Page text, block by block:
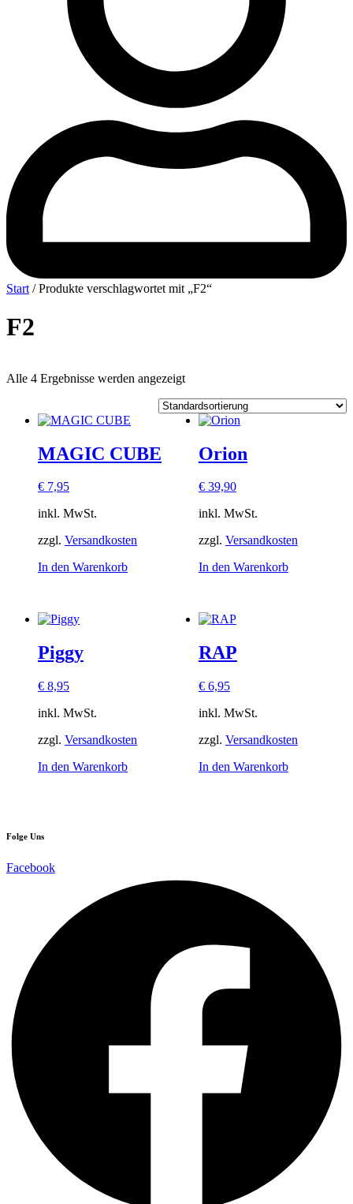
Start / Produkte verschlagwortet mit „F2“
F2
Alle 4 Ergebnisse werden angezeigt
MAGIC CUBE
€ 7,95
inkl. MwSt.
zzgl. Versandkosten
In den Warenkorb
Orion
€39,90
inkl. MwSt.
zzgl. Versandkosten
In den Warenkorb
Piggy
€ 8,95
inkl. MwSt.
zzgl. Versandkosten
In den Warenkorb
RAP
€6,95
inkl. MwSt.
zzgl. Versandkosten
In den Warenkorb
Folge Uns
Facebook